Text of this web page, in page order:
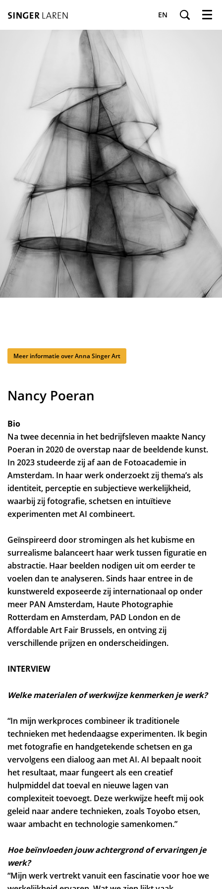
EN Menu
Meer informatie over Anna Singer Art
Nancy Poeran
Bio
Na twee decennia in het bedrijfsleven maakte Nancy
Poeran in 2020 de overstap naar de beeldende kunst.
In 2023 studeerde zij af aan de Fotoacademie in
Amsterdam. In haar werk onderzoekt zij thema’s als
identiteit, perceptie en subjectieve werkelijkheid,
waarbij zij fotografie, schetsen en intuïtieve
experimenten met AI combineert.
Geïnspireerd door stromingen als het kubisme en
surrealisme balanceert haar werk tussen figuratie en
abstractie. Haar beelden nodigen uit om eerder te
voelen dan te analyseren. Sinds haar entree in de
kunstwereld exposeerde zij internationaal op onder
meer PAN Amsterdam, Haute Photographie
Rotterdam en Amsterdam, PAD London en de
Affordable Art Fair Brussels, en ontving zij
verschillende prijzen en onderscheidingen.
INTERVIEW
Welke materialen of werkwijze kenmerken je werk?
“In mijn werkproces combineer ik traditionele
technieken met hedendaagse experimenten. Ik begin
met fotografie en handgetekende schetsen en ga
vervolgens een dialoog aan met AI. AI bepaalt nooit
het resultaat, maar fungeert als een creatief
hulpmiddel dat toeval en nieuwe lagen van
complexiteit toevoegt. Deze werkwijze heeft mij ook
geleid naar andere technieken, zoals Toyobo etsen,
waar ambacht en technologie samenkomen.”
Hoe beïnvloeden jouw achtergrond of ervaringen je
werk?
“Mijn werk vertrekt vanuit een fascinatie voor hoe we